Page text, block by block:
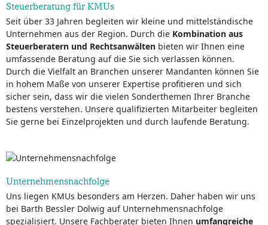
Steuerberatung für KMUs
Seit über 33 Jahren begleiten wir kleine und mittelständische
Unternehmen aus der Region. Durch die Kombination aus
Steuerberatern und Rechtsanwälten bieten wir Ihnen eine
umfassende Beratung auf die Sie sich verlassen können.
Durch die Vielfalt an Branchen unserer Mandanten können Sie
in hohem Maße von unserer Expertise profitieren und sich
sicher sein, dass wir die vielen Sonderthemen Ihrer Branche
bestens verstehen. Unsere qualifizierten Mitarbeiter begleiten
Sie gerne bei Einzelprojekten und durch laufende Beratung.
Unternehmensnachfolge
Uns liegen KMUs besonders am Herzen. Daher haben wir uns
bei Barth Bessler Dolwig auf Unternehmensnachfolge
spezialisiert. Unsere Fachberater bieten Ihnen umfangreiche